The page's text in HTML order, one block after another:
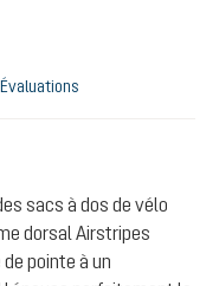
Évaluations
sacs à dos de vélo
dorsal Airstripes
pointe à un